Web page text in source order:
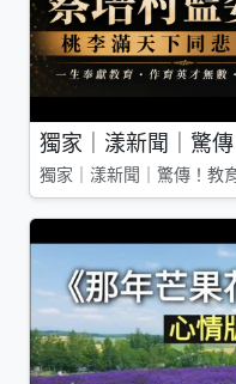
獨家｜漾新聞｜驚
獨家｜漾新聞｜驚傳！教